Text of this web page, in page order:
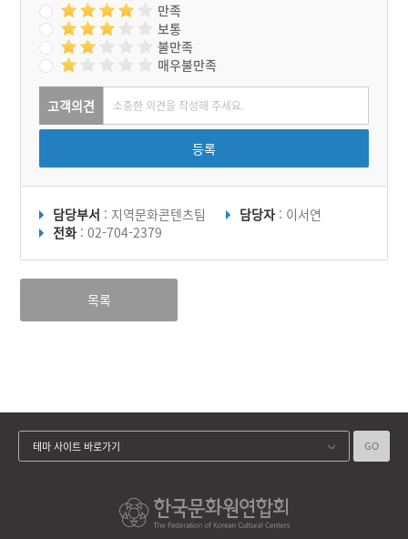
만족
보통
불만족
매우불만족
고객의견
등록
담당부서 : 지역문화콘텐츠팀 담당자 : 이서연
전화 : 02-704-2379
목록
테마 사이트 바로가기 GO